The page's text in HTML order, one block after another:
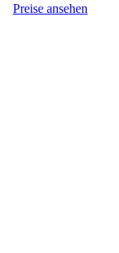
Preise ansehen